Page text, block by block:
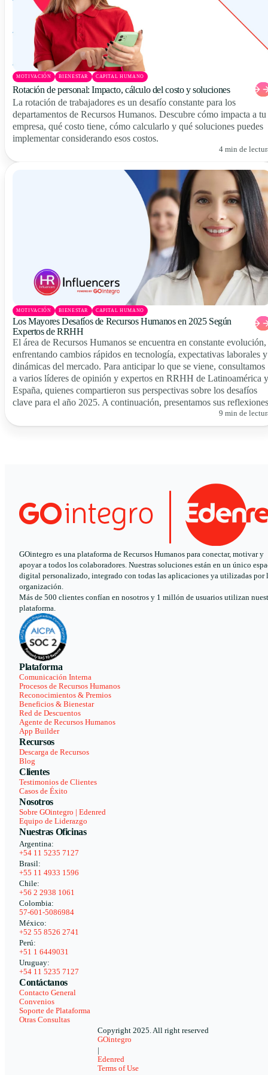
MOTIVACIÓN BIENESTAR CAPITAL HUMANO
Rotación de personal: Impacto, cálculo del costo y soluciones
La rotación de trabajadores es un desafío constante para los
departamentos de Recursos Humanos. Descubre cómo impacta a tu
empresa, qué costo tiene, cómo calcularlo y qué soluciones puedes
implementar considerando esos costos.
4 min de
MOTIVACIÓN BIENESTAR CAPITAL HUMANO
Los Mayores Desafíos de Recursos Humanos en 2025 Según
Expertos de RRHH
El área de Recursos Humanos se encuentra en constante evolución,
enfrentando cambios rápidos en tecnología, expectativas laborales y
dinámicas del mercado. Para anticipar lo que se viene, consultamos
a varios líderes de opinión y expertos en RRHH de Latinoamérica y
España, quienes compartieron sus perspectivas sobre los desafíos
clave para el año 2025. A continuación, presentamos sus
9 min de
GOintegro es una plataforma de Recursos Humanos para conectar, motivar y
apoyar a todos los colaboradores. Nuestras soluciones están en un único
digital personalizado, integrado con todas las aplicaciones ya utilizadas por
organización.
Más de 500 clientes confían en nosotros y 1 millón de usuarios utilizan
plataforma.
Plataforma
Comunicación Interna
Procesos de Recursos Humanos
Reconocimientos & Premios
Beneficios & Bienestar
Red de Descuentos
Agente de Recursos Humanos
App Builder
Recursos
Descarga de Recursos
Blog
Clientes
Testimonios de Clientes
Casos de Éxito
Nosotros
Sobre GOintegro | Edenred
Equipo de Liderazgo
Nuestras Oficinas
Argentina:
+54 11 5235 7127
Brasil:
+55 11 4933 1596
Chile:
+56 2 2938 1061
Colombia:
57-601-5086984
México:
+52 55 8526 2741
Perú:
+51 1 6449031
Uruguay:
+54 11 5235 7127
Contáctanos
Contacto General
Convenios
Soporte de Plataforma
Otras Consultas
Copyright 2025. All right reserved
GOintegro
Edenred
Terms of Use